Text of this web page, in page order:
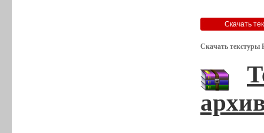
Скачать текстуры